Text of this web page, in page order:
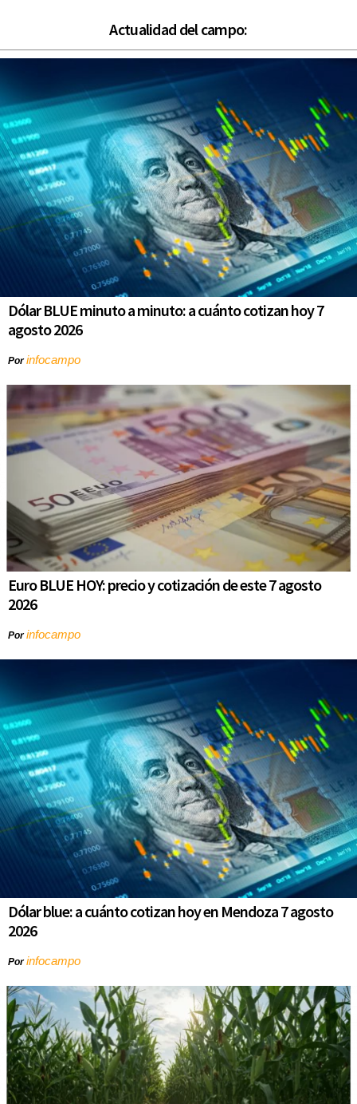
Actualidad del campo:
Dólar BLUE minuto a minuto: a cuánto cotizan hoy 7
agosto 2026
Porinfocampo
Euro BLUE HOY: precio y cotización de este 7 agosto
2026
Porinfocampo
Dólar blue: a cuánto cotizan hoy en Mendoza 7 agosto
2026
Porinfocampo